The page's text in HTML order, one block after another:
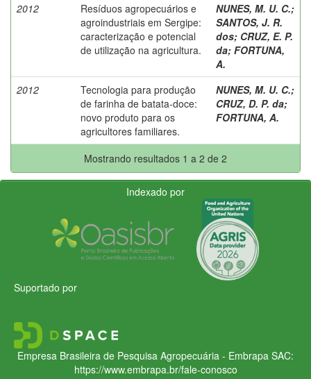
2012
Resíduos agropecuários e
agroindustriais em Sergipe:
caracterização e potencial
de utilização na agricultura.
NUNES, M. U. C.;
SANTOS, J. R.
dos; CRUZ, E. P.
da; FORTUNA,
A.
2012
Tecnologia para produção
de farinha de batata-doce:
novo produto para os
agricultores familiares.
NUNES, M. U. C.;
CRUZ, D. P. da;
FORTUNA, A.
Mostrando resultados 1 a 2 de 2
Indexado por
Suportado por
Empresa Brasileira de Pesquisa Agropecuária - Embrapa SAC:
https://www.embrapa.br/fale-conosco